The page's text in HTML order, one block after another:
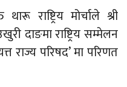
राष्ट्रिय मोर्चाले श्री
दाङमा राष्ट्रिय सम्मेलन
राज्य परिषद’ मा परिणत